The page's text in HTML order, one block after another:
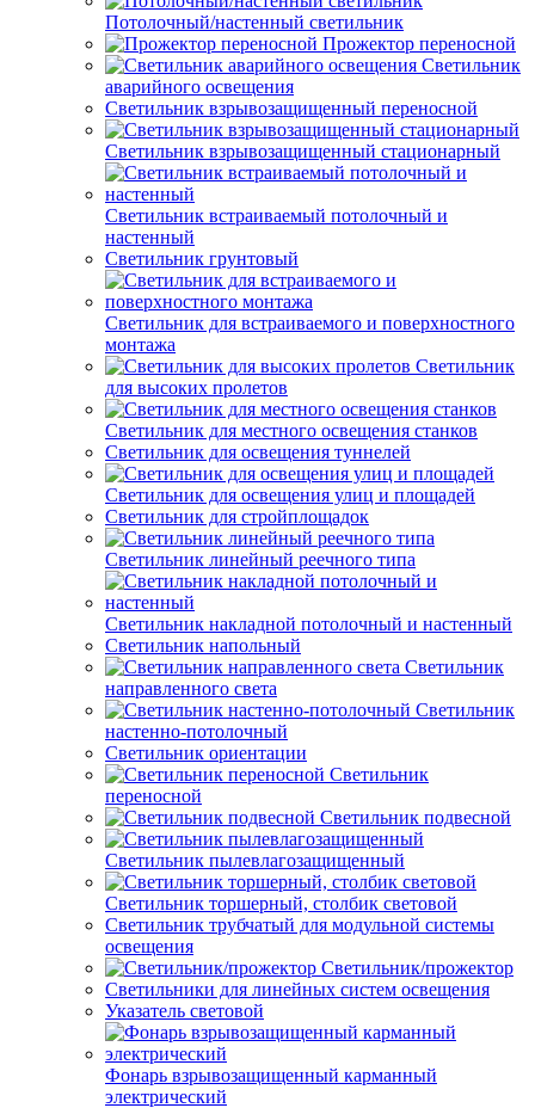
Потолочный/настенный светильник
Прожектор переносной
Светильник
аварийного освещения
Светильник взрывозащищенный переносной
Светильник взрывозащищенный стационарный
Светильник встраиваемый потолочный и
настенный
Светильник грунтовый
Светильник для встраиваемого и поверхностного
монтажа
Светильник
для высоких пролетов
Светильник для местного освещения станков
Светильник для освещения туннелей
Светильник для освещения улиц и площадей
Светильник для стройплощадок
Светильник линейный реечного типа
Светильник накладной потолочный и настенный
Светильник напольный
Светильник
направленного света
Светильник
настенно-потолочный
Светильник ориентации
Светильник
переносной
Светильник подвесной
Светильник пылевлагозащищенный
Светильник торшерный, столбик световой
Светильник трубчатый для модульной системы
освещения
Светильник/прожектор
Светильники для линейных систем освещения
Указатель световой
Фонарь взрывозащищенный карманный
электрический